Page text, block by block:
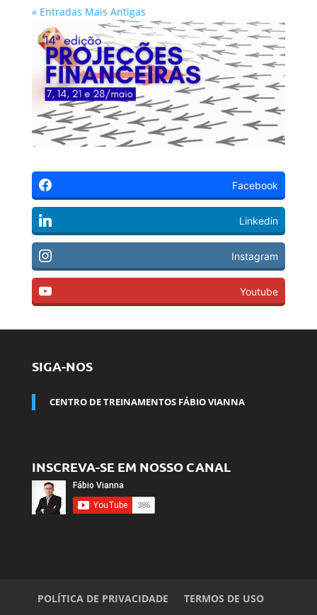
« Entradas Mais Antigas
Facebook
Linkedin
Instagram
Youtube
SIGA-NOS
CENTRO DE TREINAMENTOS FÁBIO VIANNA
INSCREVA-SE EM NOSSO CANAL
POLÍTICA DE PRIVACIDADE TERMOS DE USO